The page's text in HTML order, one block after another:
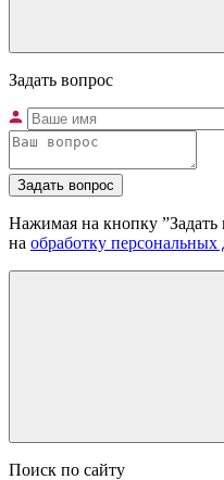
Задать вопрос
Задать вопрос
Нажимая на кнопку ”Задать
на обработку
Поиск по сайту